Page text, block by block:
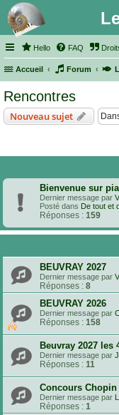
Hello FAQ
Accueil Forum
Rencontres
Nouveau sujet
Bienvenue sur
Dernier message par
Posté dans De tout et
Réponses : 159
BEUVRAY 2027
Dernier message par
Réponses : 8
BEUVRAY 2026
Dernier message par
Réponses : 158
Beuvray 2027 les
Dernier message par
Réponses : 11
Concours Chopin
Dernier message par
Réponses : 1